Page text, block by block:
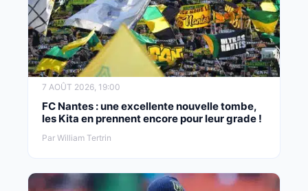
7 AOÛT 2026, 19:00
FC Nantes : une excellente nouvelle tombe,
les Kita en prennent encore pour leur grade !
Par William Tertrin